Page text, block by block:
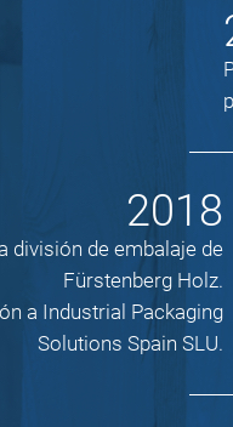
2018
división de embalaje de
Fürstenberg Holz.
a Industrial Packaging
Solutions Spain SLU.